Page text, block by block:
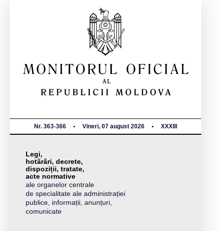
Nr. 363-366 Vineri, 07 august 2026 XXXIII
Legi,
hotărâri, decrete,
dispoziții, tratate,
acte normative
ale organelor centrale
de specialitate ale administrației
publice, informații, anunțuri,
comunicate